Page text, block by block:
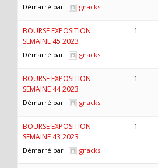
Démarré par : gnacks
BOURSE EXPOSITION
SEMAINE 45 2023
Démarré par : gnacks
1
BOURSE EXPOSITION
SEMAINE 44 2023
Démarré par : gnacks
1
BOURSE EXPOSITION
SEMAINE 43 2023
Démarré par : gnacks
1